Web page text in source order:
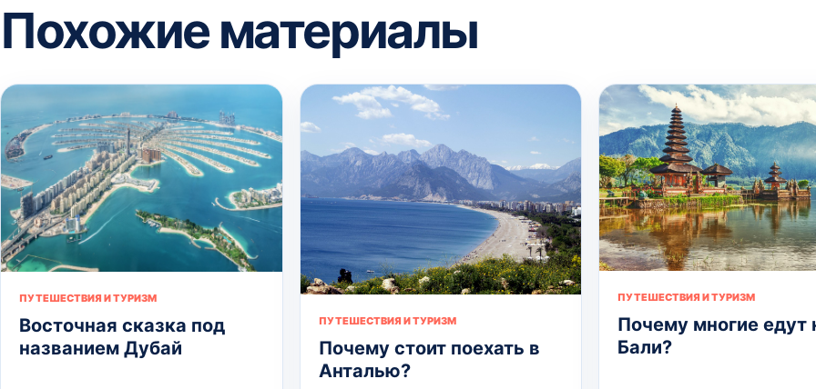
Похожие материалы
ПУТЕШЕСТВИЯ И ТУРИЗМ
Восточная сказка под
названием Дубай
ПУТЕШЕСТВИЯ И ТУРИЗМ
Почему стоит поехать в
Анталью?
ПУТЕШЕСТВИЯ И ТУРИЗМ
Почему многие едут
Бали?